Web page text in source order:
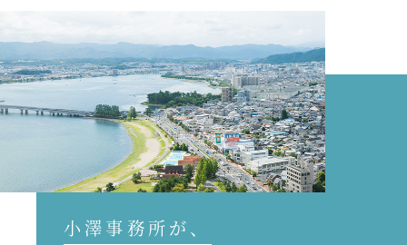
小澤事務所が、